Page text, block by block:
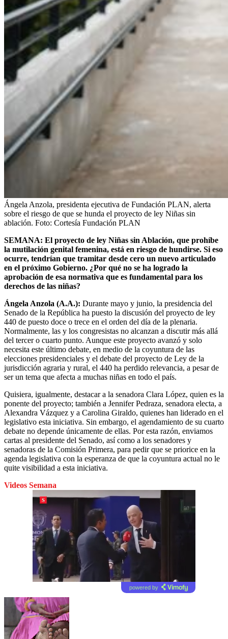
Ángela Anzola, presidenta ejecutiva de Fundación PLAN, alerta
sobre el riesgo de que se hunda el proyecto de ley Niñas sin
ablación. Foto: Cortesía Fundación PLAN
SEMANA: El proyecto de ley Niñas sin Ablación, que prohíbe
la mutilación genital femenina, está en riesgo de hundirse. Si eso
ocurre, tendrían que tramitar desde cero un nuevo articulado
en el próximo Gobierno. ¿Por qué no se ha logrado la
aprobación de esa normativa que es fundamental para los
derechos de las niñas?
Ángela Anzola (A.A.): Durante mayo y junio, la presidencia del
Senado de la República ha puesto la discusión del proyecto de ley
440 de puesto doce o trece en el orden del día de la plenaria.
Normalmente, las y los congresistas no alcanzan a discutir más allá
del tercer o cuarto punto. Aunque este proyecto avanzó y solo
necesita este último debate, en medio de la coyuntura de las
elecciones presidenciales y el debate del proyecto de Ley de la
jurisdicción agraria y rural, el 440 ha perdido relevancia, a pesar de
ser un tema que afecta a muchas niñas en todo el país.
Quisiera, igualmente, destacar a la senadora Clara López, quien es la
ponente del proyecto; también a Jennifer Pedraza, senadora electa, a
Alexandra Vázquez y a Carolina Giraldo, quienes han liderado en el
legislativo esta iniciativa. Sin embargo, el agendamiento de su cuarto
debate no depende únicamente de ellas. Por esta razón, enviamos
cartas al presidente del Senado, así como a los senadores y
senadoras de la Comisión Primera, para pedir que se priorice en la
agenda legislativa con la esperanza de que la coyuntura actual no le
quite visibilidad a esta iniciativa.
Videos Semana
powered by